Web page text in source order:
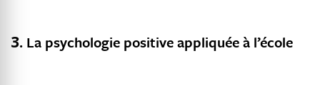
3. La psychologie positive appliquée à l’école